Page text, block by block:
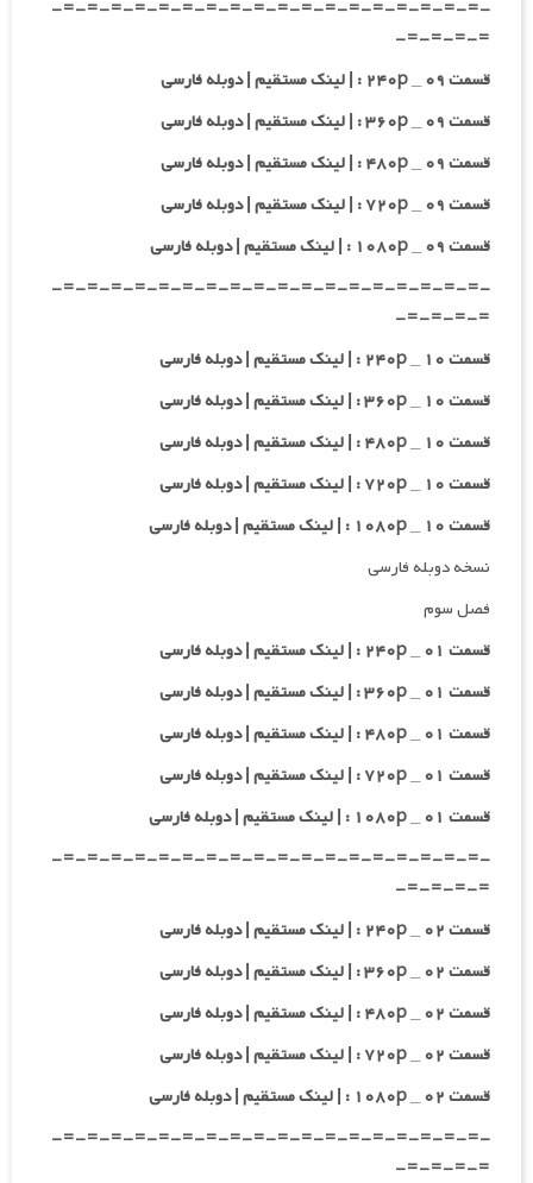
-=-=-=-=-=-=-=-=-=-=-=-=-=-=-=-=-=-=-
=-=-=-=-
قسمت ۰۹ _ ۲۴۰p : | لینک مستقیم | دوبله فارسی
قسمت ۰۹ _ ۳۶۰p : | لینک مستقیم | دوبله فارسی
قسمت ۰۹ _ ۴۸۰p : | لینک مستقیم | دوبله فارسی
قسمت ۰۹ _ ۷۲۰p : | لینک مستقیم | دوبله فارسی
قسمت ۰۹ _ ۱۰۸۰p : | لینک مستقیم | دوبله فارسی
-=-=-=-=-=-=-=-=-=-=-=-=-=-=-=-=-=-=-
=-=-=-=-
قسمت ۱۰ _ ۲۴۰p : | لینک مستقیم | دوبله فارسی
قسمت ۱۰ _ ۳۶۰p : | لینک مستقیم | دوبله فارسی
قسمت ۱۰ _ ۴۸۰p : | لینک مستقیم | دوبله فارسی
قسمت ۱۰ _ ۷۲۰p : | لینک مستقیم | دوبله فارسی
قسمت ۱۰ _ ۱۰۸۰p : | لینک مستقیم | دوبله فارسی
نسخه دوبله فارسی
فصل سوم
قسمت ۰۱ _ ۲۴۰p : | لینک مستقیم | دوبله فارسی
قسمت ۰۱ _ ۳۶۰p : | لینک مستقیم | دوبله فارسی
قسمت ۰۱ _ ۴۸۰p : | لینک مستقیم | دوبله فارسی
قسمت ۰۱ _ ۷۲۰p : | لینک مستقیم | دوبله فارسی
قسمت ۰۱ _ ۱۰۸۰p : | لینک مستقیم | دوبله فارسی
-=-=-=-=-=-=-=-=-=-=-=-=-=-=-=-=-=-=-
=-=-=-=-
قسمت ۰۲ _ ۲۴۰p : | لینک مستقیم | دوبله فارسی
قسمت ۰۲ _ ۳۶۰p : | لینک مستقیم | دوبله فارسی
قسمت ۰۲ _ ۴۸۰p : | لینک مستقیم | دوبله فارسی
قسمت ۰۲ _ ۷۲۰p : | لینک مستقیم | دوبله فارسی
قسمت ۰۲ _ ۱۰۸۰p : | لینک مستقیم | دوبله فارسی
-=-=-=-=-=-=-=-=-=-=-=-=-=-=-=-=-=-=-
=-=-=-=-